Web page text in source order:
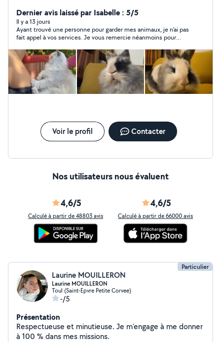
gardé auparavant ) et faire les courses ou les livrer aux
personnes qui en ont besoin !!
Dernier avis laissé par Isabelle : 5/5
Il y a 13 jours
Ayant trouvé une personne pour garder mes animaux, je n'ai pas
fait appel à vos services. Je vous remercie néanmoins pour
Voir le profil Contacter
Nos utilisateurs nous évaluent
4,6/5
Calculé à partir de 48803 avis
4,6/5
Calculé à partir de 66000 avis
Particulier
Laurine MOUILLERON
Laurine MOUILLERON
Toul (Saint-Epvre Petite Corvee)
-/5
Présentation
Respectueuse et minutieuse. Je m'engage à me donner
à 100 % dans mes missions.